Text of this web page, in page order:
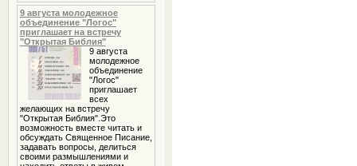
9 августа молодежное
объединение "Логос"
приглашает на встречу
"Открытая Библия"
9 августа
молодежное
объединение
"Логос"
приглашает
всех
желающих на встречу
"Открытая Библия".Это
возможность вместе читать и
обсуждать Священное Писание,
задавать вопросы, делиться
своими размышлениями и